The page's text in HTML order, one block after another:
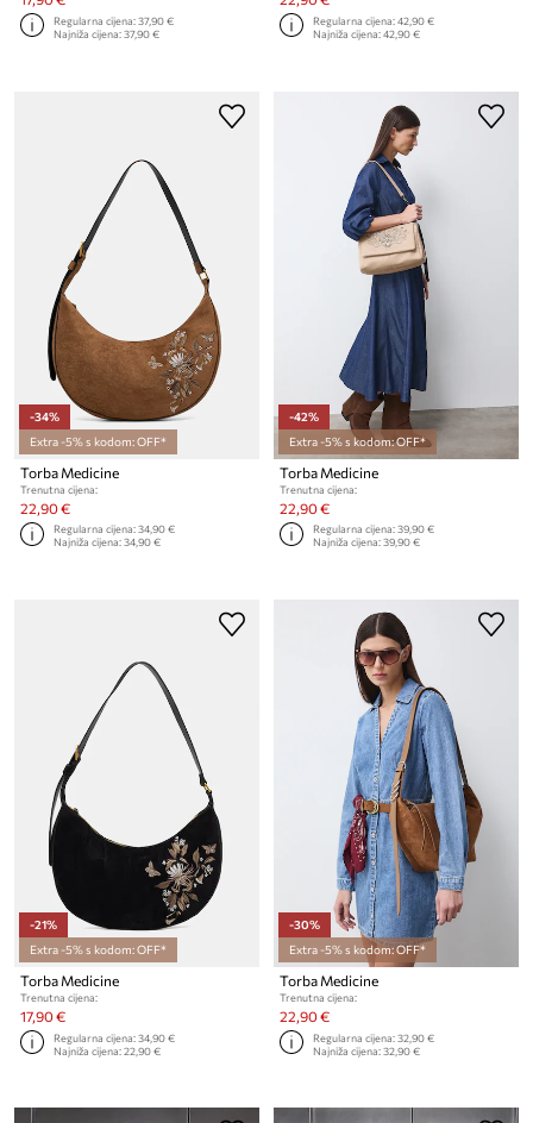
Regularna cijena:37,90 €
Najniža cijena:37,90 €
Regularna cijena:42,90 €
Najniža cijena:42,90 €
-34%
Extra -5% s kodom: OFF*
Torba Medicine
Trenutna cijena:
22,90 €
Regularna cijena:34,90 €
Najniža cijena:34,90 €
-42%
Extra -5% s kodom: OFF*
Torba Medicine
Trenutna cijena:
22,90 €
Regularna cijena:39,90 €
Najniža cijena:39,90 €
-21%
Extra -5% s kodom: OFF*
Torba Medicine
Trenutna cijena:
17,90 €
Regularna cijena:34,90 €
Najniža cijena:22,90 €
-30%
Extra -5% s kodom: OFF*
Torba Medicine
Trenutna cijena:
22,90 €
Regularna cijena:32,90 €
Najniža cijena:32,90 €